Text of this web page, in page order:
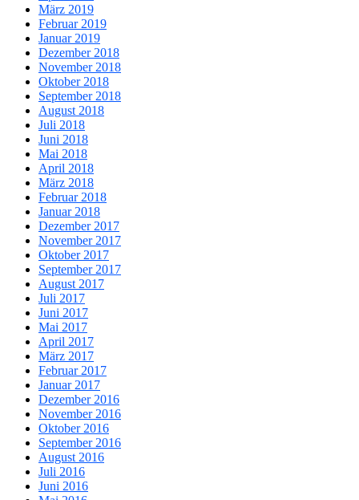
März 2019
Februar 2019
Januar 2019
Dezember 2018
November 2018
Oktober 2018
September 2018
August 2018
Juli 2018
Juni 2018
Mai 2018
April 2018
März 2018
Februar 2018
Januar 2018
Dezember 2017
November 2017
Oktober 2017
September 2017
August 2017
Juli 2017
Juni 2017
Mai 2017
April 2017
März 2017
Februar 2017
Januar 2017
Dezember 2016
November 2016
Oktober 2016
September 2016
August 2016
Juli 2016
Juni 2016